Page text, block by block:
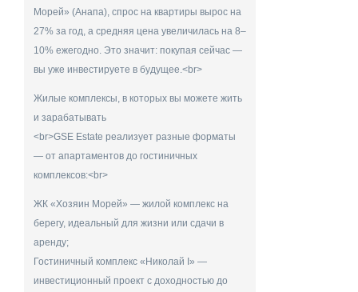
Морей» (Анапа), спрос на квартиры вырос на
27% за год, а средняя цена увеличилась на 8–
10% ежегодно. Это значит: покупая сейчас —
вы уже инвестируете в будущее.<br>
Жилые комплексы, в которых вы можете жить
и зарабатывать
<br>GSE Estate реализует разные форматы
— от апартаментов до гостиничных
комплексов:<br>
ЖК «Хозяин Морей» — жилой комплекс на
берегу, идеальный для жизни или сдачи в
аренду;
Гостиничный комплекс «Николай I» —
инвестиционный проект с доходностью до